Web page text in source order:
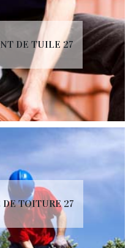
DE TUILE 27
DE TOITURE 27